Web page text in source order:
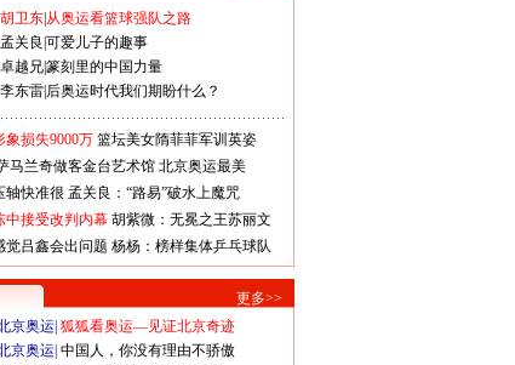
胡卫东 从奥运看篮球强队之路
孟关良 可爱儿子的趣事
卓越兄篆刻里的中国力量
李东雷 后奥运时代我们期盼什么？
象损失9000万 篮坛美女隋菲菲军训英姿
马兰奇做客金台艺术馆 北京奥运最美
轴快准很 孟关良：“路易”破水上魔咒
中接受改判内幕 胡紫微：无冕之王苏丽文
觉吕鑫会出问题 杨杨：榜样集体乒乓球队
更多>>
京奥运 狐狐看奥运—见证北京奇迹
京奥运 中国人，你没有理由不骄傲